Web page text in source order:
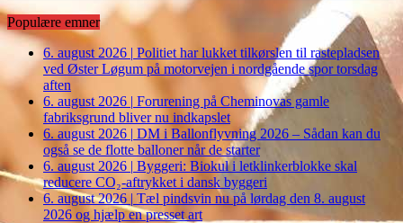
Populære emner
6. august 2026 | Politiet har lukket tilkørslen til rastepladsen
ved Øster Løgum på motorvejen i nordgående spor torsdag
aften
6. august 2026 | Forurening på Cheminovas gamle
fabriksgrund bliver nu indkapslet
6. august 2026 | DM i Ballonflyvning 2026 – Sådan kan du
også se de flotte balloner når de starter
6. august 2026 | Byggeri: Biokul i letklinkerblokke skal
reducere CO₂-aftrykket i dansk byggeri
6. august 2026 | Tæl pindsvin nu på lørdag den 8. august
2026 og hjælp en presset art